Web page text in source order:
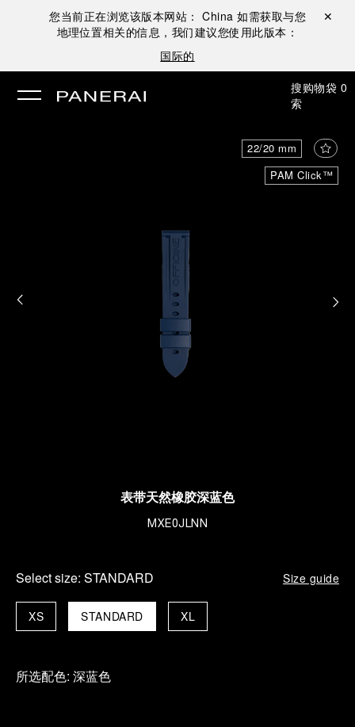
您当前正在浏览该版本网站： China 如需获取与您
地理位置相关的信息，我们建议您使用此版本：
国际的
关闭 ✕
搜
索
购物袋 0
PAM Click™
22/20 mm
表带天然橡胶深蓝色
MXE0JLNN
Select size: STANDARD Size guide
STANDARD
XS XL
所选配色: 深蓝色